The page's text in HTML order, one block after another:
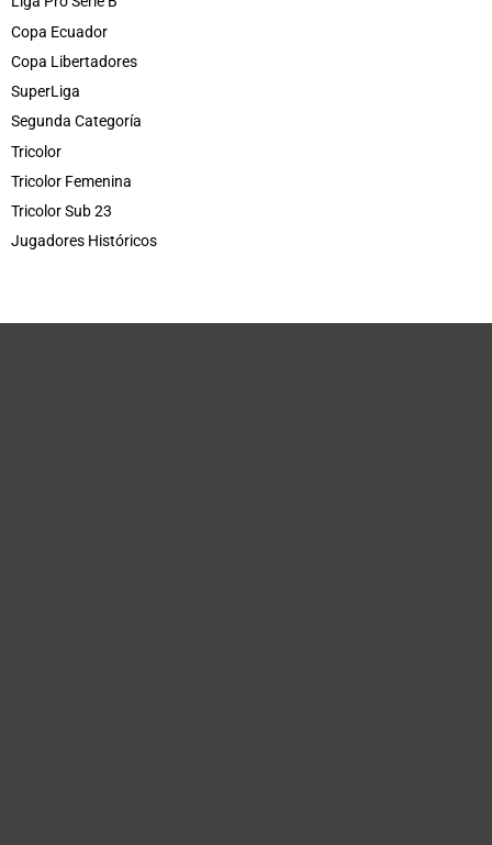
Copa Ecuador
Copa Libertadores
SuperLiga
Segunda Categoría
Tricolor
Tricolor Femenina
Tricolor Sub 23
Jugadores Históricos